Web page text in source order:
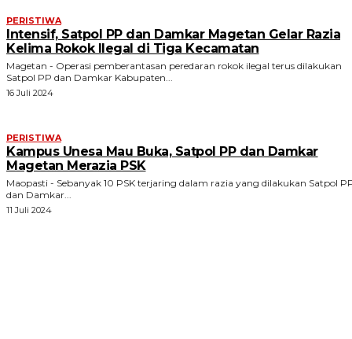
PERISTIWA
Intensif, Satpol PP dan Damkar Magetan Gelar Razia
Kelima Rokok Ilegal di Tiga Kecamatan
Magetan - Operasi pemberantasan peredaran rokok ilegal terus dilakukan
Satpol PP dan Damkar Kabupaten...
16 Juli 2024
PERISTIWA
Kampus Unesa Mau Buka, Satpol PP dan Damkar
Magetan Merazia PSK
Maopasti - Sebanyak 10 PSK terjaring dalam razia yang dilakukan Satpol
dan Damkar...
11 Juli 2024